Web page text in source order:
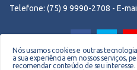
Telefone: (75) 9 9990-2708 - E-
Nós usamos cookies e outras
a sua experiência em nossos serviços,
recomendar conteúdo de seu interesse.